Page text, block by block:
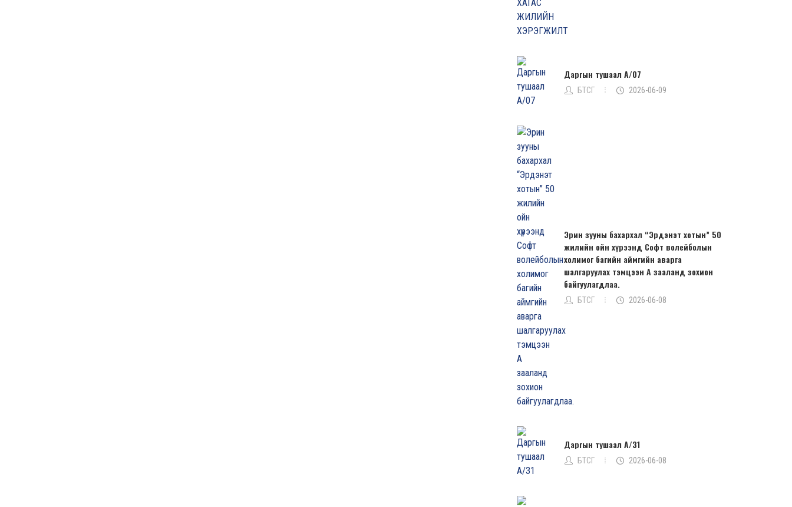
Даргын тушаал А/07
БТСГ 2026-06-09
Эрин зууны бахархал “Эрдэнэт хотын” 50
жилийн ойн хүрээнд Софт волейболын
холимог багийн аймгийн аварга
шалгаруулах тэмцээн А зааланд зохион
байгуулагдлаа.
БТСГ 2026-06-08
Даргын тушаал А/31
БТСГ 2026-06-08